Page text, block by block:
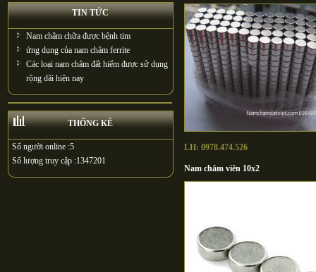
TIN TỨC
Nam châm chữa được bệnh tim
ứng dụng của nam châm ferrite
Các loại nam châm đất hiếm được sử dụng
rộng dãi hiện nay
THỐNG KÊ
Số người online :5
Số lượng truy cập :1347201
LH: 0978.474.526
Nam châm viên 10x2